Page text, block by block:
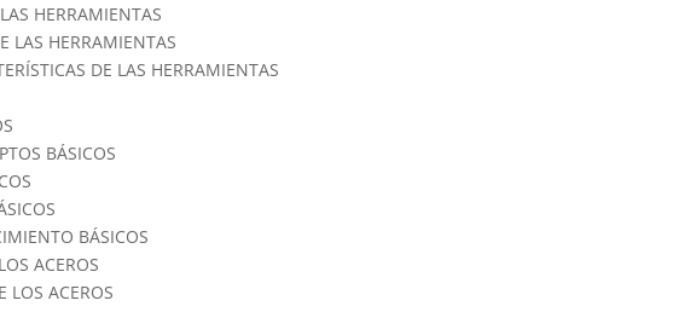
HERRAMIENTAS
LAS HERRAMIENTAS
DE LAS HERRAMIENTAS
BÁSICOS
BÁSICOS
ACEROS
LOS ACEROS